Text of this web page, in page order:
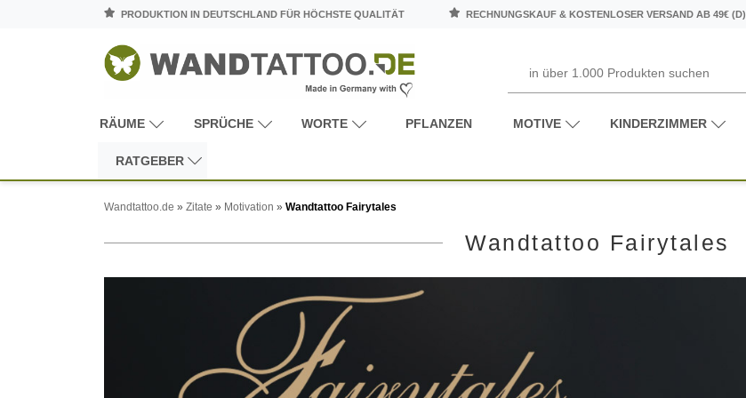
PRODUKTION IN DEUTSCHLAND FÜR HÖCHSTE QUALITÄT RECHNUNGSKAUF & KOSTENLOSER VERSAND AB 49€ (D)
RÄUME SPRÜCHE WORTE PFLANZEN MOTIVE KINDERZIMMER
RATGEBER
Wandtattoo.de » Zitate » Motivation » Wandtattoo Fairytales
Wandtattoo Fairytales